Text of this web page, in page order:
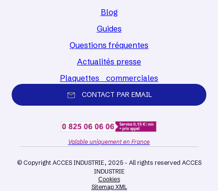
Blog
Guides
Questions fréquentes
Actualités presse
Plaquettes commerciales
CONTACT PAR EMAIL
Valable uniquement en France
© Copyright ACCES INDUSTRIE, 2025 - All rights reserved ACCES
INDUSTRIE
Cookies
Sitemap XML